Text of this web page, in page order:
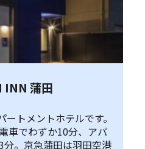
INN 蒲田
トメントホテルです。
車でわずか10分、アパ
。京急蒲田は羽田空港